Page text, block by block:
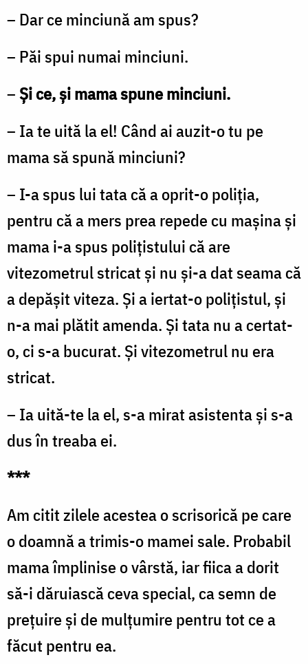
– Dar ce minciună am spus?
– Păi spui numai minciuni.
–Și ce, și mama spune minciuni.
– Ia te uită la el! Când ai auzit-o tu pe
mama să spună minciuni?
– I-a spus lui tata că a oprit-o poliția,
pentru că a mers prea repede cu mașina și
mama i-a spus polițistului că are
vitezometrul stricat și nu și-a dat seama că
a depășit viteza. Și a iertat-o polițistul, și
n-a mai plătit amenda. Și tata nu a certat-
o, ci s-a bucurat. Și vitezometrul nu era
stricat.
– Ia uită-te la el, s-a mirat asistenta și s-a
dus în treaba ei.
***
Am citit zilele acestea o scrisorică pe care
o doamnă a trimis-o mamei sale. Probabil
mama împlinise o vârstă, iar fiica a dorit
să-i dăruiască ceva special, ca semn de
prețuire și de mulțumire pentru tot ce a
făcut pentru ea.